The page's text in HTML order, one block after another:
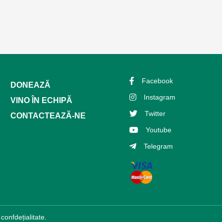
DONEAZĂ
VINO ÎN ECHIPĂ
CONTACTEAZĂ-NE
Facebook
Instagram
Twitter
Youtube
Telegram